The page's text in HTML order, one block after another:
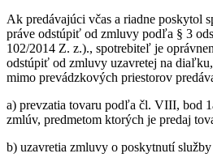
Ak predávajúci včas a riadne poskytol
práve odstúpiť od zmluvy podľa § 3
102/2014 Z. z.)., spotrebiteľ je
odstúpiť od zmluvy uzavretej na
mimo prevádzkových priestorov
a) prevzatia tovaru podľa čl. VIII, bod
zmlúv, predmetom ktorých je predaj
b) uzavretia zmluvy o poskytnutí